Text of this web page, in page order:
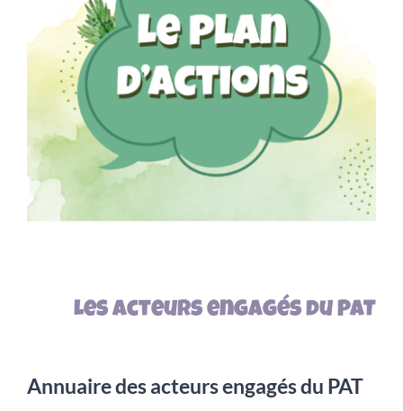
Les acteurs engagés du PAT
Annuaire des acteurs engagés du PAT